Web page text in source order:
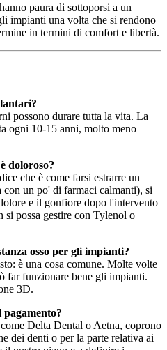
paura di sottoporsi a un
impianti una volta che si rendono
in termini di comfort e libertà.
possono durare tutta la vita. La
ogni 10-15 anni, molto meno
doloroso?
che è come farsi estrarre un
con un po' di farmaci calmanti), si
e il gonfiore dopo l'intervento
si possa gestire con Tylenol o
osso per gli impianti?
è una cosa comune. Molte volte
far funzionare bene gli impianti.
3D.
Delta Dental o Aetna, coprono
dei denti o per la parte relativa ai